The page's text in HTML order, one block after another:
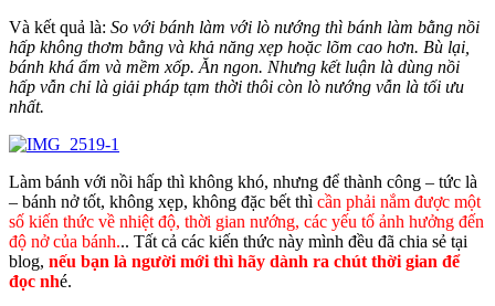
Và kết quả là: So với bánh làm với lò nướng thì bánh làm bằng nồi
hấp không thơm bằng và khả năng xẹp hoặc lõm cao hơn. Bù lại,
bánh khá ẩm và mềm xốp. Ăn ngon. Nhưng kết luận là dùng nồi
hấp vẫn chỉ là giải pháp tạm thời thôi còn lò nướng vẫn là tối ưu
nhất.
Làm bánh với nồi hấp thì không khó, nhưng để thành công – tức là
– bánh nở tốt, không xẹp, không đặc bết thì cần phải nắm được một
số kiến thức về nhiệt độ, thời gian nướng, các yếu tố ảnh hưởng đến
độ nở của bánh... Tất cả các kiến thức này mình đều đã chia sẻ tại
blog, nếu bạn là người mới thì hãy dành ra chút thời gian để
đọc nhé.